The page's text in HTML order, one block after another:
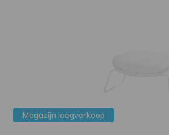
Magazijn leegverkoop